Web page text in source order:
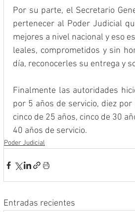
Por su parte, el Secretario
pertenecer al Poder Judicial
mejores a nivel nacional y eso
leales, comprometidos y sin
día, reconocerles su entrega y
Finalmente las autoridades
por 5 años de servicio, diez
cinco de 25 años, cinco de 30
40 años de servicio.
Poder Judicial
Entradas recientes